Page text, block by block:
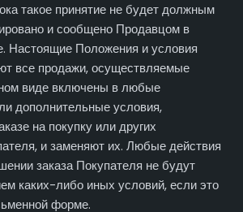
такое принятие не будет должным
и сообщено Продавцом в
Настоящие Положения и условия
все продажи, осуществляемые
виде включены в любые
дополнительные условия,
на покупку или других
и заменяют их. Любые действия
заказа Покупателя не будут
каких-либо иных условий, если это
форме.